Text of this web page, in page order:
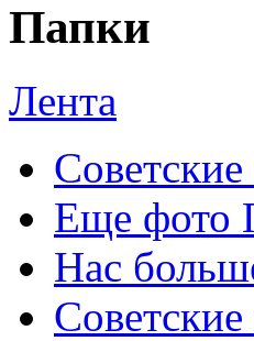
Папки
Лента
Еще фото
Нас